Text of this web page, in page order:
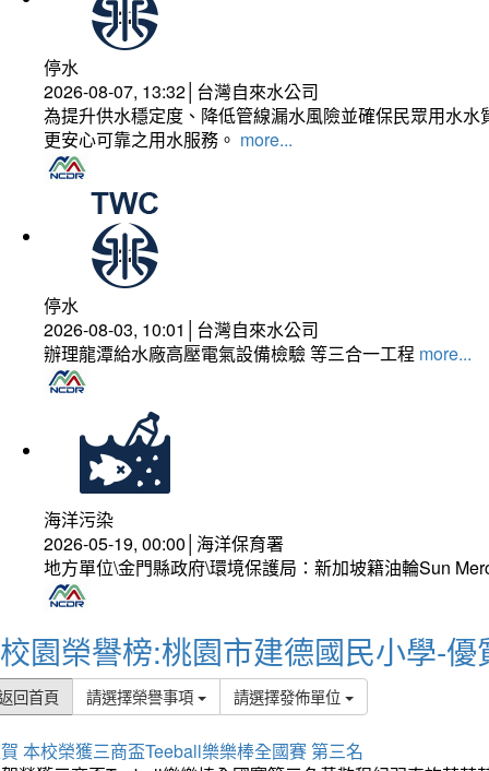
停水
2026-08-07, 13:32│台灣自來水公司
為提升供水穩定度、降低管線漏水風險並確保民眾用水
更安心可靠之用水服務。 more...
停水
2026-08-03, 10:01│台灣自來水公司
辦理龍潭給水廠高壓電氣設備檢驗 等三合一工程 more...
海洋污染
2026-05-19, 00:00│海洋保育署
地方單位\金門縣政府\環境保護局：新加坡籍油輪Sun
校園榮譽榜:桃園市建德國民小學-優
回首頁 請選擇榮譽事項 請選擇發佈單位
本校榮獲三商盃Teeball樂樂棒全國賽 第三名